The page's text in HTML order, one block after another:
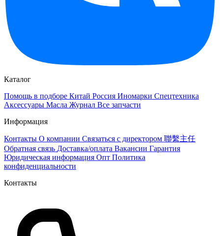
Каталог
Помощь в подборе Китай Россия Иномарки Спецтехника
Аксессуары Масла Журнал Все запчасти
Информация
Контакты О компании Связаться с директором 聯繫主任
Обратная связь Доставка/оплата Вакансии Гарантия
Юридическая информация Опт Политика
конфиденциальности
Контакты